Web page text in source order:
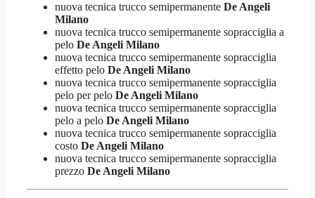
nuova tecnica trucco semipermanente De Angeli
Milano
nuova tecnica trucco semipermanente sopracciglia a
pelo De Angeli Milano
nuova tecnica trucco semipermanente sopracciglia
effetto pelo De Angeli Milano
nuova tecnica trucco semipermanente sopracciglia
pelo per pelo De Angeli Milano
nuova tecnica trucco semipermanente sopracciglia
pelo a pelo De Angeli Milano
nuova tecnica trucco semipermanente sopracciglia
costo De Angeli Milano
nuova tecnica trucco semipermanente sopracciglia
prezzo De Angeli Milano